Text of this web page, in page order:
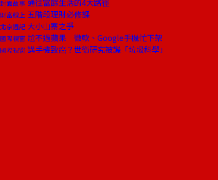
封面故事 通往富餘生活的4大路徑
財富線上 五階段理財必修課
北京週記 大小山寨之爭
國際視窗 尬不過蘋果 微軟、Google手機忙下架
國際視窗 講手機致癌？世衛研究被譏「垃圾科學」